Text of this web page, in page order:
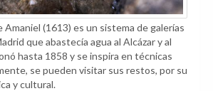
Amaniel (1613) es un sistema de galerías
que abastecía agua al Alcázar y al
hasta 1858 y se inspira en técnicas
se pueden visitar sus restos, por su
y cultural.